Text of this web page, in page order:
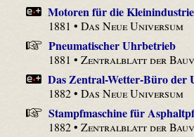
Motoren für die Kleinindustrie
1881 •Das Neue Universum
Pneumatischer Uhrbetrieb
1881 •Zentralblatt der
Das Zentral-Wetter-Büro der
1882 •Das Neue Universum
Stampfmaschine für
1882 •Zentralblatt der